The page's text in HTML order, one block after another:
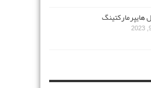
هایپرمارکتینگ